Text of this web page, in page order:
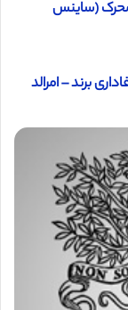
محرک (ساینس
برند – امرالد